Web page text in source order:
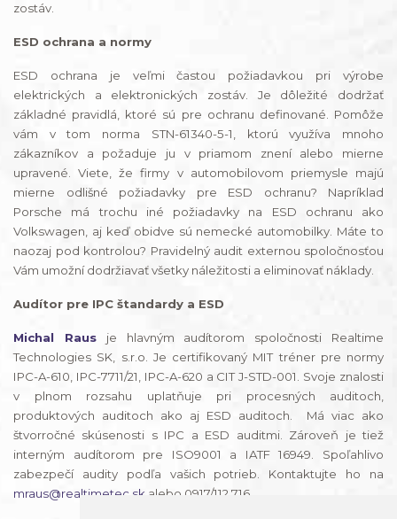
zostáv.
ESD ochrana a normy
ESD ochrana je veľmi častou požiadavkou pri výrobe
elektrických a elektronických zostáv. Je dôležité dodržať
základné pravidlá, ktoré sú pre ochranu definované. Pomôže
vám v tom norma STN-61340-5-1, ktorú využíva mnoho
zákazníkov a požaduje ju v priamom znení alebo mierne
upravené. Viete, že firmy v automobilovom priemysle majú
mierne odlišné požiadavky pre ESD ochranu? Napríklad
Porsche má trochu iné požiadavky na ESD ochranu ako
Volkswagen, aj keď obidve sú nemecké automobilky. Máte to
naozaj pod kontrolou? Pravidelný audit externou spoločnosťou
Vám umožní dodržiavať všetky náležitosti a eliminovať náklady.
Audítor pre IPC štandardy a ESD
Michal Rausje hlavným audítorom spoločnosti Realtime
Technologies SK, s.r.o. Je certifikovaný MIT tréner pre normy
IPC-A-610, IPC-7711/21, IPC-A-620 a CIT J-STD-001. Svoje znalosti
v plnom rozsahu uplatňuje pri procesných auditoch,
produktových auditoch ako aj ESD auditoch. Má viac ako
štvorročné skúsenosti s IPC a ESD auditmi. Zároveň je tiež
interným audítorom pre ISO9001 a IATF 16949. Spoľahlivo
zabezpečí audity podľa vašich potrieb. Kontaktujte ho na
mraus@realtimetec.sk alebo 0917/112 716.